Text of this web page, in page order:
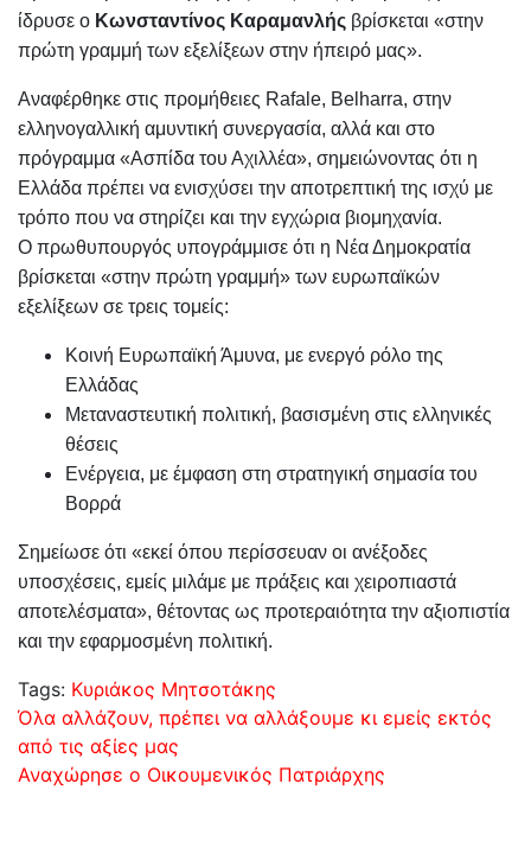
ίδρυσε ο Κωνσταντίνος Καραμανλής βρίσκεται «στην
πρώτη γραμμή των εξελίξεων στην ήπειρό μας».
Αναφέρθηκε στις προμήθειες Rafale, Belharra, στην
ελληνογαλλική αμυντική συνεργασία, αλλά και στο
πρόγραμμα «Ασπίδα του Αχιλλέα», σημειώνοντας ότι η
Ελλάδα πρέπει να ενισχύσει την αποτρεπτική της ισχύ με
τρόπο που να στηρίζει και την εγχώρια βιομηχανία.
Ο πρωθυπουργός υπογράμμισε ότι η Νέα Δημοκρατία
βρίσκεται «στην πρώτη γραμμή» των ευρωπαϊκών
εξελίξεων σε τρεις τομείς:
Κοινή Ευρωπαϊκή Άμυνα, με ενεργό ρόλο της
Ελλάδας
Μεταναστευτική πολιτική, βασισμένη στις ελληνικές
θέσεις
Ενέργεια, με έμφαση στη στρατηγική σημασία του
Βορρά
Σημείωσε ότι «εκεί όπου περίσσευαν οι ανέξοδες
υποσχέσεις, εμείς μιλάμε με πράξεις και χειροπιαστά
αποτελέσματα», θέτοντας ως προτεραιότητα την αξιοπιστία
και την εφαρμοσμένη πολιτική.
Tags: Κυριάκος Μητσοτάκης
Πλοήγηση
άρθρων
Όλα αλλάζουν, πρέπει να αλλάξουμε κι εμείς εκτός
από τις αξίες μας
Αναχώρησε ο Οικουμενικός Πατριάρχης